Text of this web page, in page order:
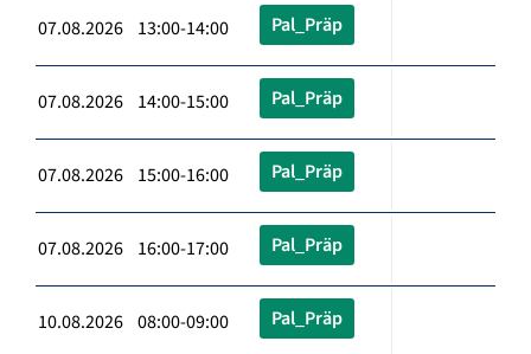
07.08.2026 13:00-14:00 Pal_Präp
07.08.2026 14:00-15:00 Pal_Präp
07.08.2026 15:00-16:00 Pal_Präp
07.08.2026 16:00-17:00 Pal_Präp
10.08.2026 08:00-09:00 Pal_Präp